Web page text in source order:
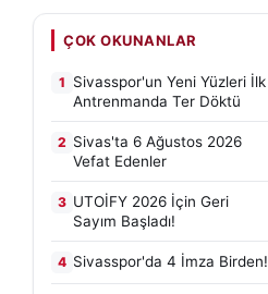
ÇOK OKUNANLAR
1 Sivasspor'un Yeni Yüzleri İlk
Antrenmanda Ter Döktü
2 Sivas'ta 6 Ağustos 2026
Vefat Edenler
3 UTOİFY 2026 İçin Geri
Sayım Başladı!
4 Sivasspor'da 4 İmza Birden!